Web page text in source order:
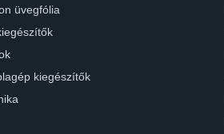
üvegfólia
kiegészítők